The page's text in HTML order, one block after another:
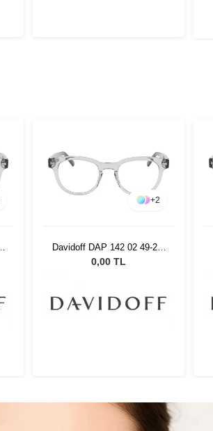
+2
Davidoff DAP 142 02 49-21-
145
0,00 TL